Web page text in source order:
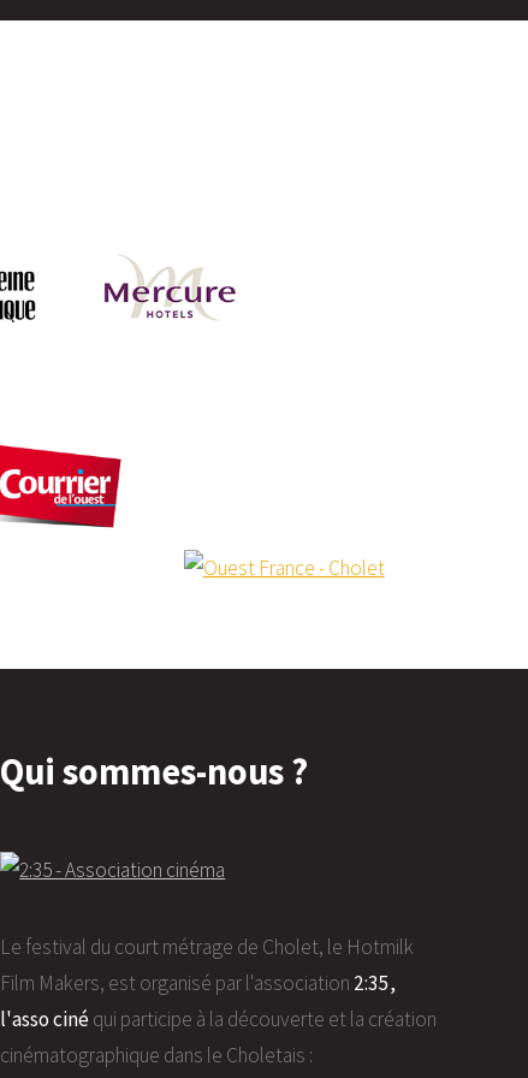
Qui sommes-nous ?
Le festival du court métrage de Cholet, le Hotmilk
Film Makers, est organisé par l'association 2:35,
l'asso cinéqui participe à la découverte et la création
cinématographique dans le Choletais :